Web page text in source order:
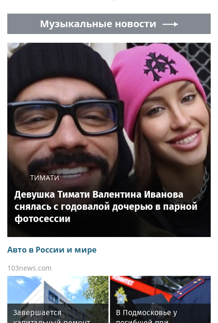
Сторонники «природного строя» утверждают, что
первая частота гармоничнее и полезнее для воды.
Исследования действительно фиксируют разницу
между воздействием этих частот: они по-разному
меняют спектр поглощения воды, увеличивая
количество «льдоподобной», сильно связанной
воды и уменьшая количество малых кластеров .
Алексей Горшков обращает внимание на важный
нюанс: разница в эффекте от 432 и 440 Гц была
зафиксирована, и она специфична не только для
самой частоты, но и для типа воды (минеральная,
очищенная) . Однако это никоим образом не
говорит о том, что одна частота «исцеляет», а
другая «вредит». Это демонстрирует лишь
высокую чувствительность водной среды к
любым внешним колебаниям, но не дает оценку
«плохо» или «хорошо».
От звука к очистке
Именно поэтому в основе технологии лежит не
воздействие звуком, а удаление того, что эти
сигналы может нести. Вода из-под крана содержит
примеси, каждая из которых обладает своей
резонансной частотой. Это «информационный
шум», который организм вынужден
обрабатывать.